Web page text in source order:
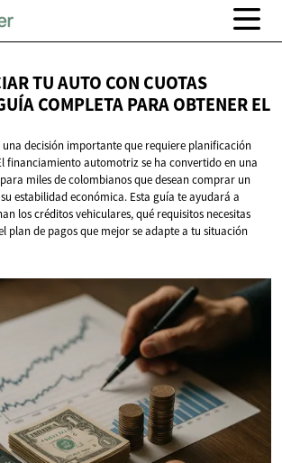
TU AUTO CON CUOTAS
COMPLETA PARA OBTENER EL
decisión importante que requiere planificación
financiamiento automotriz se ha convertido en una
miles de colombianos que desean comprar un
estabilidad económica. Esta guía te ayudará a
los créditos vehiculares, qué requisitos necesitas
plan de pagos que mejor se adapte a tu situación